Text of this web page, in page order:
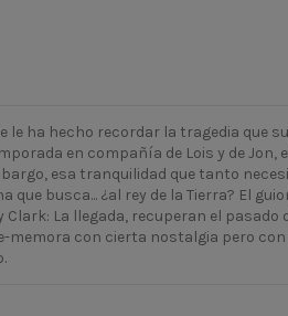
ha hecho recordar la tragedia que
en compañía de Lois y de Jon,
esa tranquilidad que tanto
busca... ¿al rey de la Tierra? El
Clark: La llegada, recuperan el pasado
memora con cierta nostalgia pero